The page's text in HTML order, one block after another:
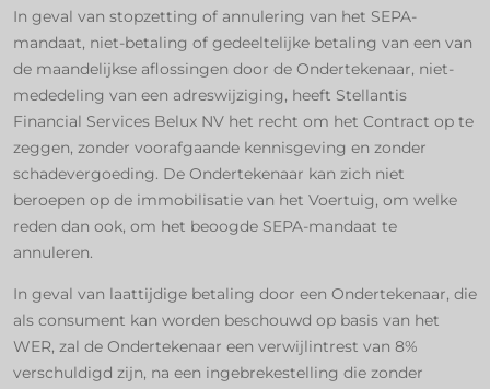
In geval van stopzetting of annulering van het SEPA-
mandaat, niet-betaling of gedeeltelijke betaling van een van
de maandelijkse aflossingen door de Ondertekenaar, niet-
mededeling van een adreswijziging, heeft Stellantis
Financial Services Belux NV het recht om het Contract op te
zeggen, zonder voorafgaande kennisgeving en zonder
schadevergoeding. De Ondertekenaar kan zich niet
beroepen op de immobilisatie van het Voertuig, om welke
reden dan ook, om het beoogde SEPA-mandaat te
annuleren.
In geval van laattijdige betaling door een Ondertekenaar, die
als consument kan worden beschouwd op basis van het
WER, zal de Ondertekenaar een verwijlintrest van 8%
verschuldigd zijn, na een ingebrekestelling die zonder